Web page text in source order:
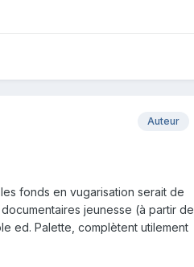
Auteur
fonds en vugarisation serait de
jeunesse (à partir de
ed. Palette, complètent utilement